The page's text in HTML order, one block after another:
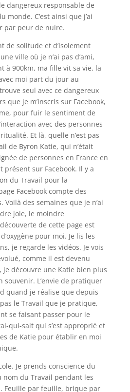
dangereux responsable de
monde. C’est ainsi que j’ai
par peur de nuire.
de solitude et d’isolement
ville où je n’ai pas d’ami,
à 900km, ma fille vit sa vie, la
moi part du jour au
seul avec ce dangereux
que je m’inscris sur Facebook,
pour fuir le sentiment de
avec des personnes
Et là, quelle n’est pas
de Byron Katie, qui n’était
de personnes en France en
présent sur Facebook. Il y a
du Travail pour la
Facebook compte des
des semaines que je n’ai
joie, le moindre
de cette page est
pour moi. Je lis les
je regarde les vidéos. Je vois
comme il est devenu
découvre une Katie bien plus
souvenir. L’envie de pratiquer
quand je réalise que depuis
le Travail que je pratique,
se faisant passer pour le
qui-sait qui s’est approprié et
de Katie pour établir en moi
Je prends conscience du
nom du Travail pendant les
Feuille par feuille, brique par